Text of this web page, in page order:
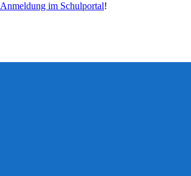
Anmeldung im Schulportal!